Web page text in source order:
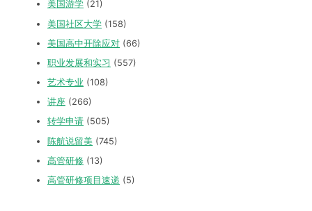
美国游学 (21)
美国社区大学 (158)
美国高中开除应对 (66)
职业发展和实习 (557)
艺术专业 (108)
讲座 (266)
转学申请 (505)
陈航说留美 (745)
高管研修 (13)
高管研修项目速递 (5)